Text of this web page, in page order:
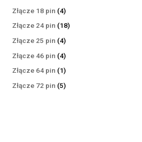
Złącze 18 pin 44
produkty
Złącze 24 pin 1818
Złącze 25 pin 44
produkty
Złącze 46 pin 44
produkty
Złącze 64 pin 11
produkt
Złącze 72 pin 55